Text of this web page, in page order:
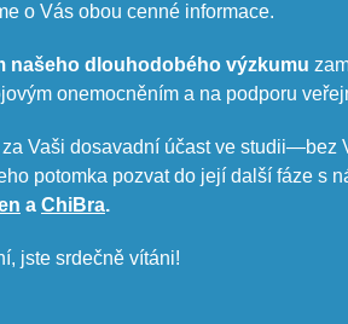
o Vás obou cenné informace.
našeho dlouhodobého výzkumu
onemocněním a na podporu
Vaši dosavadní účast ve studii—bez
potomka pozvat do její další fáze s
a ChiBra.
jste srdečně vítáni!